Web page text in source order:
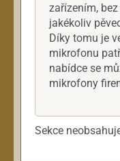
zařízením,
jakékoliv
Díky tomu je
mikrofonu
nabídce se
mikrofony
Sekce
Příslušenství
USB
Ostatní nástroje
Příslušenství
Rekordéry